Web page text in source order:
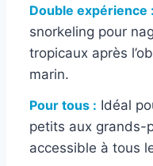
Double expérience :
snorkeling pour
tropicaux après
marin.
Pour tous : Idéal
petits aux grands-
accessible à tous